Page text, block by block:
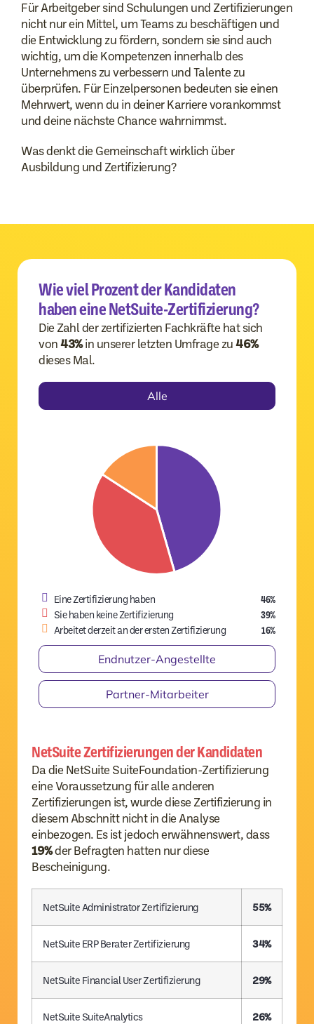
Für Arbeitgeber sind Schulungen und Zertifizierungen
nicht nur ein Mittel, um Teams zu beschäftigen und
die Entwicklung zu fördern, sondern sie sind auch
wichtig, um die Kompetenzen innerhalb des
Unternehmens zu verbessern und Talente zu
überprüfen. Für Einzelpersonen bedeuten sie einen
Mehrwert, wenn du in deiner Karriere vorankommst
und deine nächste Chance wahrnimmst.
Was denkt die Gemeinschaft wirklich über
Ausbildung und Zertifizierung?
Wie viel Prozent der Kandidaten
haben eine NetSuite-Zertifizierung?
Die Zahl der zertifizierten Fachkräfte hat sich
von43%in unserer letzten Umfrage zu46%
dieses Mal.
Alle
Endnutzer-Angestellte
Partner-Mitarbeiter
Eine Zertifizierung haben 46%
Sie haben keine Zertifizierung 39%
Arbeitet derzeit an der ersten Zertifizierung 16%
NetSuite Zertifizierungen der Kandidaten
Da die NetSuite SuiteFoundation-Zertifizierung
eine Voraussetzung für alle anderen
Zertifizierungen ist, wurde diese Zertifizierung in
diesem Abschnitt nicht in die Analyse
einbezogen. Es ist jedoch erwähnenswert, dass
19%der Befragten hatten nur diese
Bescheinigung.
NetSuite Administrator Zertifizierung 55%
NetSuite ERP Berater Zertifizierung 34%
NetSuite Financial User Zertifizierung 29%
NetSuite SuiteAnalytics
26%